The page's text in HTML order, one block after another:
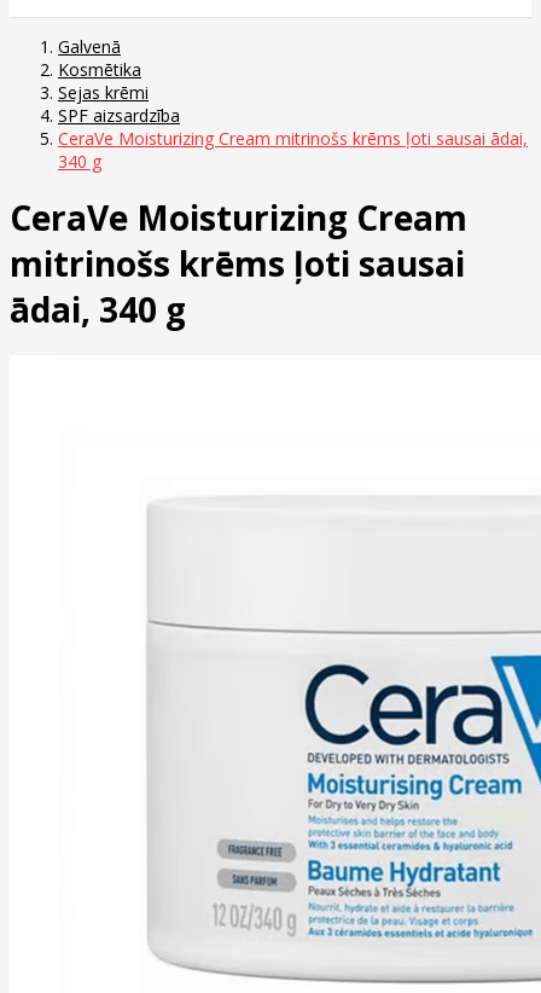
Galvenā
Kosmētika
Sejas krēmi
SPF aizsardzība
CeraVe Moisturizing Cream mitrinošs krēms ļoti sausai ādai,
340 g
CeraVe Moisturizing Cream
mitrinošs krēms ļoti sausai
ādai, 340 g